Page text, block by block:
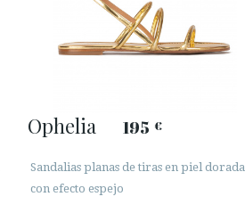
Ophelia 195 €
Sandalias planas de tiras en piel dorada
con efecto espejo